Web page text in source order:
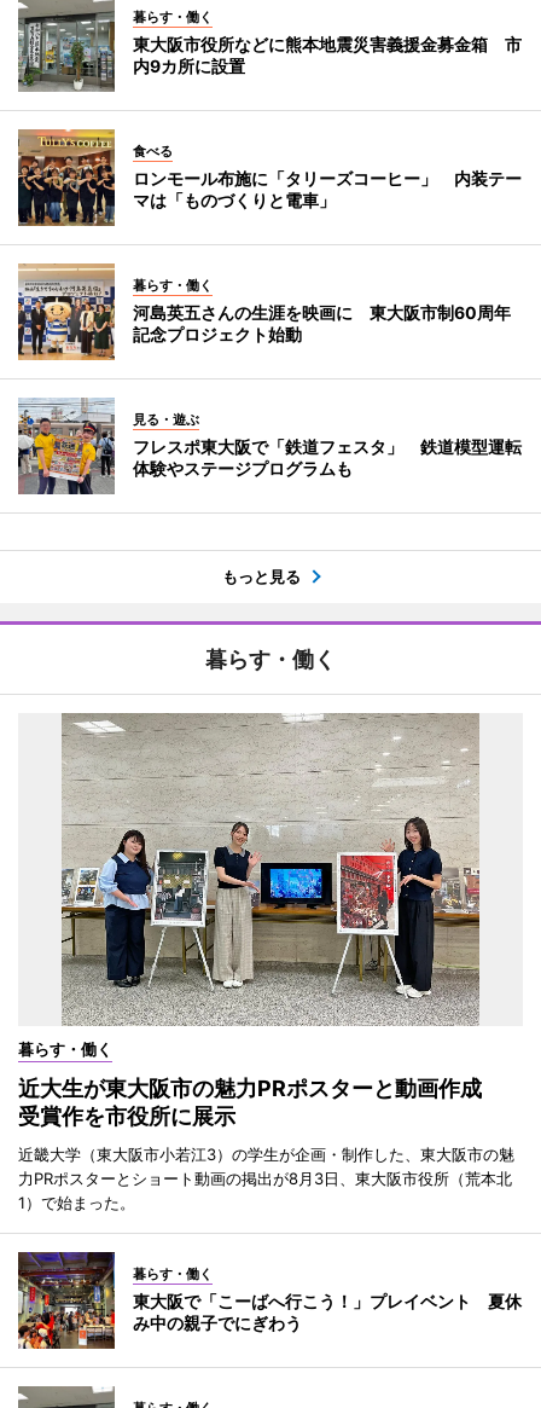
暮らす・働く
東大阪市役所などに熊本地震災害義援金募金箱 市
内9カ所に設置
食べる
ロンモール布施に「タリーズコーヒー」 内装テー
マは「ものづくりと電車」
暮らす・働く
河島英五さんの生涯を映画に 東大阪市制60周年
記念プロジェクト始動
見る・遊ぶ
フレスポ東大阪で「鉄道フェスタ」 鉄道模型運転
体験やステージプログラムも
もっと見る
暮らす・働く
暮らす・働く
近大生が東大阪市の魅力PRポスターと動画作成
受賞作を市役所に展示
近畿大学（東大阪市小若江3）の学生が企画・制作した、東大阪市の魅
力PRポスターとショート動画の掲出が8月3日、東大阪市役所（荒本北
1）で始まった。
暮らす・働く
東大阪で「こーばへ行こう！」プレイベント 夏休
み中の親子でにぎわう